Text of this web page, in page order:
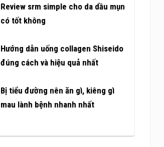
Review srm simple cho da dầu mụn
có tốt không
Hướng dẫn uống collagen Shiseido
đúng cách và hiệu quả nhất
Bị tiểu đường nên ăn gì, kiêng gì
mau lành bệnh nhanh nhất